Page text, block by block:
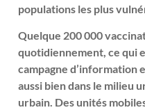
populations les plus
Quelque 200 000
quotidiennement, ce qui
campagne d’information
aussi bien dans le milieu
urbain. Des unités